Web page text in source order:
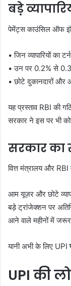
बड़े
पेमेंट्स काउंसिल ऑफ
• जिन व्यापारियों का
• उन पर 0.2% से
• छोटे दुकानदारों
यह प्रस्ताव RBI की
सरकार ने इस पर भी
सरकार
वित्त मंत्रालय और RBI
आम यूज़र और छोटे
बड़े ट्रांजेक्शन पर
आने वाले महीनों में जरूरत
यानी अभी के लिए UPI
UPI की